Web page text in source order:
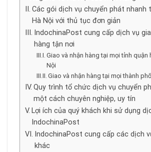
Các gói dịch vụ chuyển phát nhanh
Hà Nội với thủ tục đơn giản
IndochinaPost cung cấp dịch vụ
hàng tận nơi
Giao và nhận hàng tại mọi tỉnh quận
Nội
Giao và nhận hàng tại mọi thành
Quy trình tổ chức dịch vụ chuyển
một cách chuyên nghiệp, uy tín
Lợi ích của quý khách khi sử dụng
IndochinaPost
IndochinaPost cung cấp các dịch
khác